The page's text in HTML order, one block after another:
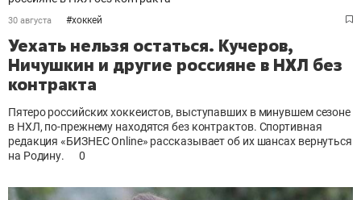
30 августа #хоккей
Уехать нельзя остаться. Кучеров,
Ничушкин и другие россияне в НХЛ без
контракта
Пятеро российских хоккеистов, выступавших в минувшем сезоне
в НХЛ, по-прежнему находятся без контрактов. Спортивная
редакция «БИЗНЕС Online» рассказывает об их шансах вернуться
на Родину.
0